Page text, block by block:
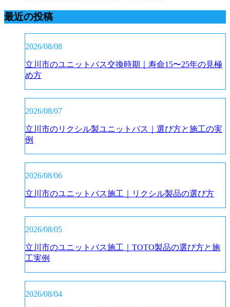
最近の投稿
2026/08/08
立川市のユニットバス交換時期｜寿命15〜25年の見極
め方
2026/08/07
立川市のリクシル製ユニットバス｜選び方と施工の実
例
2026/08/06
立川市のユニットバス施工｜リクシル製品の選び方
2026/08/05
立川市のユニットバス施工｜TOTO製品の選び方と施
工実例
2026/08/04